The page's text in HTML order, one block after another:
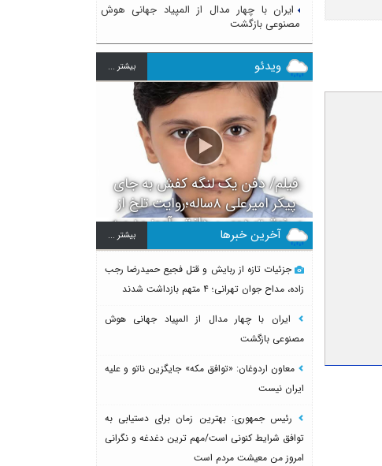
ایران با چهار مدال از المپیاد جهانی هوش
مصنوعی بازگشت
ویدئو بيشتر ...
فیلم/ دفن یک لنگه کفش به جای
پیکر امیرعلی ۸ساله؛روایت تلخ از
سرنوشت دومین دانش آموز مدرسه
میناب بعد از ماکان
آخرین خبرها بيشتر ...
جزئیات تازه از ربایش و قتل فجیع حمیدرضا رجب
زاده، مداح جوان تهرانی؛ ۴ متهم بازداشت شدند
ایران با چهار مدال از المپیاد جهانی هوش
مصنوعی بازگشت
معاون اردوغان: «توافق مکه» جایگزین ناتو و علیه
ایران نیست
رئیس جمهوری: بهترین زمان برای دستیابی به
توافق شرایط کنونی است/مهم ترین دغدغه و نگرانی
امروز من معیشت مردم است